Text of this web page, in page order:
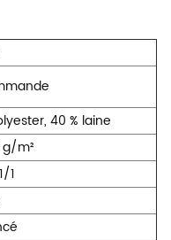
40 % laine
g/m²
1